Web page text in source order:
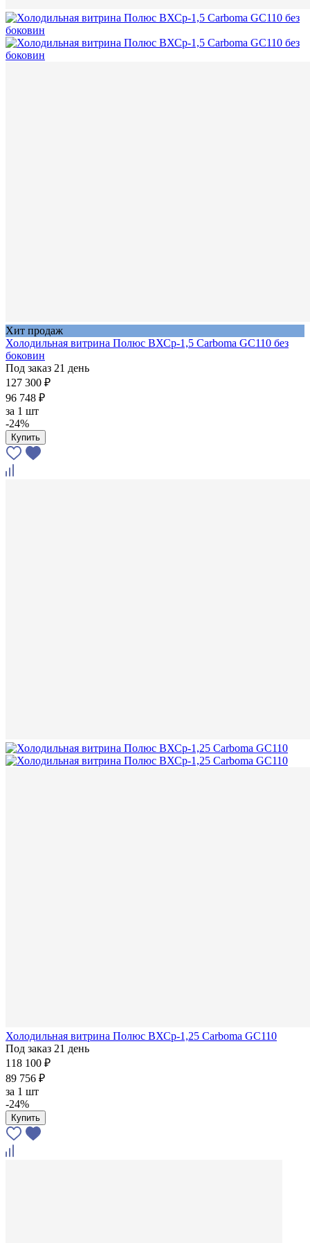
Хит продаж
Холодильная витрина Полюс ВХСр-1,5 Carboma GC110 без
боковин
Под заказ 21 день
127 300 ₽
96 748 ₽
за 1 шт
-24%
Купить
Холодильная витрина Полюс ВХСр-1,25 Carboma GC110
Под заказ 21 день
118 100 ₽
89 756 ₽
за 1 шт
-24%
Купить